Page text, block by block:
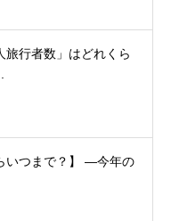
旅行者数」はどれくら
いつまで？】 ―今年の